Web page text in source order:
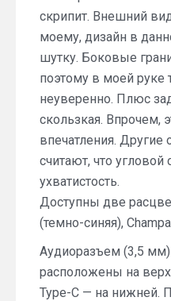
скрипит. Внешний
моему, дизайн в
шутку. Боковые
поэтому в моей руке
неуверенно. Плюс
скользкая. Впрочем,
впечатления. Другие
считают, что
ухватистость.
Доступны две
(темно-синяя),
Аудиоразъем (3,5
расположены на
Type-C — на нижней.